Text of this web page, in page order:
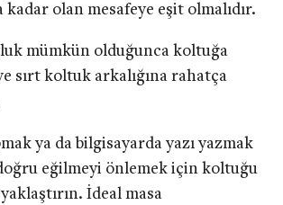
olan mesafeye eşit olmalıdır.
mümkün olduğunca koltuğa
sırt koltuk arkalığına rahatça
ya da bilgisayarda yazı yazmak
eğilmeyi önlemek için koltuğu
İdeal masa